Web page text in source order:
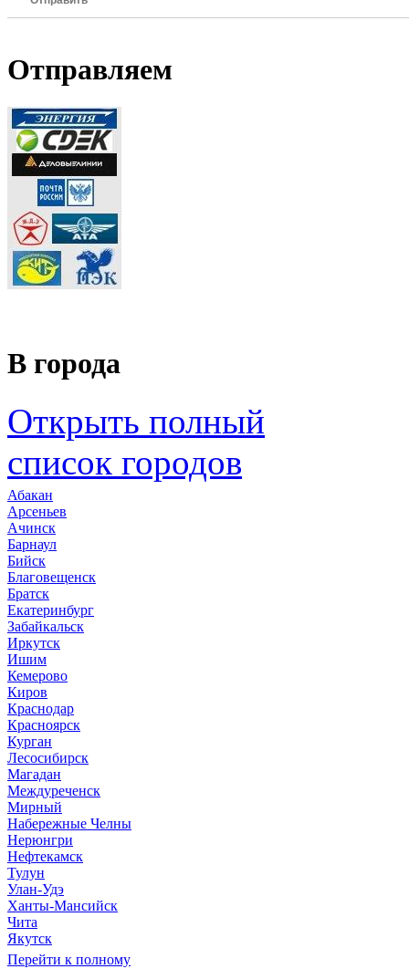
Отправляем
В города
Открыть полный
список городов
Абакан
Арсеньев
Ачинск
Барнаул
Бийск
Благовещенск
Братск
Екатеринбург
Забайкальск
Иркутск
Ишим
Кемерово
Киров
Краснодар
Красноярск
Курган
Лесосибирск
Магадан
Междуреченск
Мирный
Набережные Челны
Нерюнгри
Нефтекамск
Тулун
Улан-Удэ
Ханты-Мансийск
Чита
Якутск
Перейти к полному